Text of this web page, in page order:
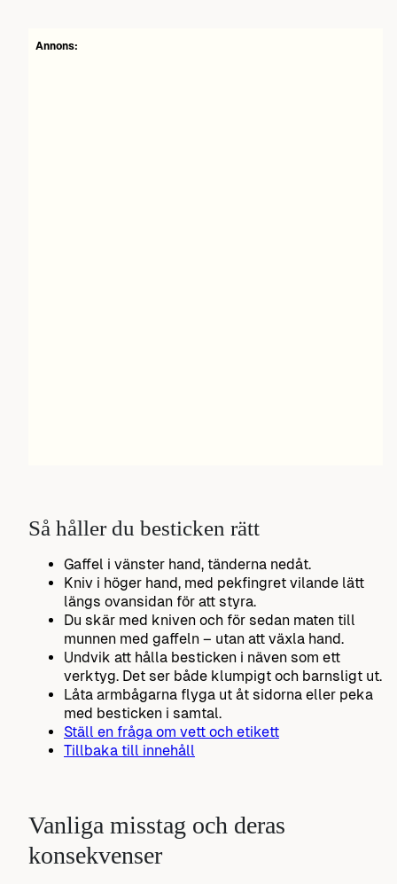
Annons:
Så håller du besticken rätt
Gaffel i vänster hand, tänderna nedåt.
Kniv i höger hand, med pekfingret vilande lätt
längs ovansidan för att styra.
Du skär med kniven och för sedan maten till
munnen med gaffeln – utan att växla hand.
Undvik att hålla besticken i näven som ett
verktyg. Det ser både klumpigt och barnsligt ut.
Låta armbågarna flyga ut åt sidorna eller peka
med besticken i samtal.
Ställ en fråga om vett och etikett
Tillbaka till innehåll
Vanliga misstag och deras
konsekvenser